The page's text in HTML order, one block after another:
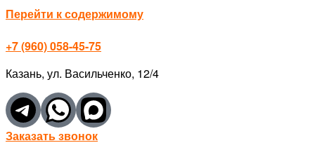
Перейти к содержимому
+7 (960) 058-45-75
Казань, ул. Васильченко, 12/4
Заказать звонок